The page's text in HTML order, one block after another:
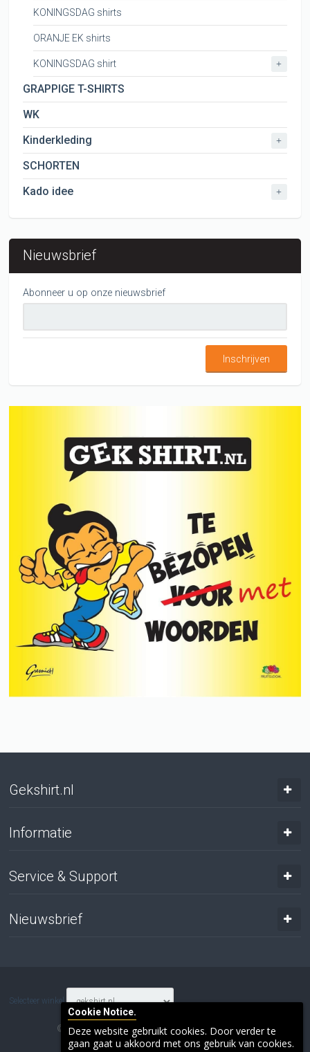
KONINGSDAG shirts
ORANJE EK shirts
KONINGSDAG shirt +
GRAPPIGE T-SHIRTS
WK
Kinderkleding
+
SCHORTEN
Kado idee
+
Nieuwsbrief
Abonneer u op onze nieuwsbrief
Inschrijven
Gekshirt.nl
Informatie
Service & Support
Nieuwsbrief
Selecteer winkel
© 2017 Gresnich. Alle rechten voorbehouden.
Cookie Notice.
Deze website gebruikt cookies. Door verder te
gaan gaat u akkoord met ons gebruik van cookies.